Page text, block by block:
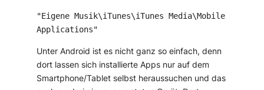
"Eigene Musik\iTunes\iTunes Media\Mobile
Applications"
Unter Android ist es nicht ganz so einfach, denn
dort lassen sich installierte Apps nur auf dem
Smartphone/Tablet selbst heraussuchen und das